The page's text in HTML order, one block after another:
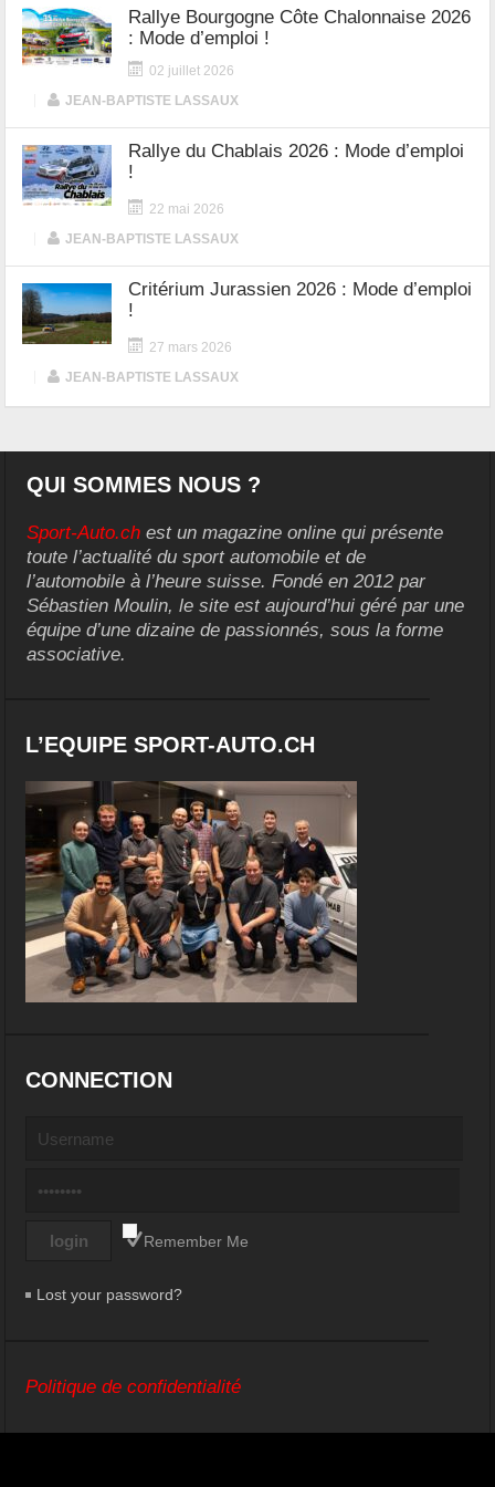
Rallye Bourgogne Côte Chalonnaise 2026
: Mode d’emploi !
02 juillet 2026
JEAN-BAPTISTE LASSAUX
Rallye du Chablais 2026 : Mode d’emploi
!
22 mai 2026
JEAN-BAPTISTE LASSAUX
Critérium Jurassien 2026 : Mode d’emploi
!
27 mars 2026
JEAN-BAPTISTE LASSAUX
QUI SOMMES NOUS ?
Sport-Auto.ch est un magazine online qui présente
toute l’actualité du sport automobile et de
l’automobile à l’heure suisse. Fondé en 2012 par
Sébastien Moulin, le site est aujourd’hui géré par une
équipe d’une dizaine de passionnés, sous la forme
associative.
L’EQUIPE SPORT-AUTO.CH
CONNECTION
Remember Me
Lost your password?
Politique de confidentialité